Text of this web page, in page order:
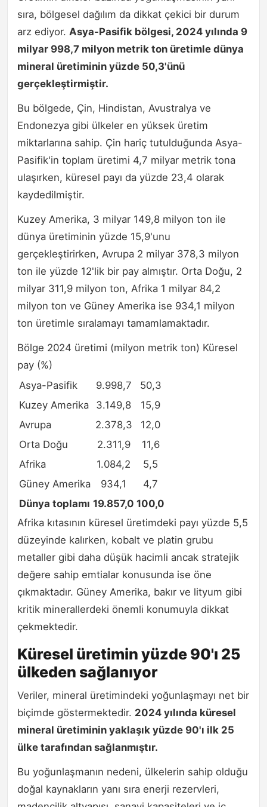
sıra, bölgesel dağılım da dikkat çekici bir durum
arz ediyor. Asya-Pasifik bölgesi, 2024 yılında 9
milyar 998,7 milyon metrik ton üretimle dünya
mineral üretiminin yüzde 50,3'ünü
gerçekleştirmiştir.
Bu bölgede, Çin, Hindistan, Avustralya ve
Endonezya gibi ülkeler en yüksek üretim
miktarlarına sahip. Çin hariç tutulduğunda Asya-
Pasifik'in toplam üretimi 4,7 milyar metrik tona
ulaşırken, küresel payı da yüzde 23,4 olarak
kaydedilmiştir.
Kuzey Amerika, 3 milyar 149,8 milyon ton ile
dünya üretiminin yüzde 15,9'unu
gerçekleştirirken, Avrupa 2 milyar 378,3 milyon
ton ile yüzde 12'lik bir pay almıştır. Orta Doğu, 2
milyar 311,9 milyon ton, Afrika 1 milyar 84,2
milyon ton ve Güney Amerika ise 934,1 milyon
ton üretimle sıralamayı tamamlamaktadır.
Bölge 2024 üretimi (milyon metrik ton) Küresel
pay (%)
Asya-Pasifik
9.998,7
50,3
Kuzey Amerika
3.149,8
15,9
Avrupa
2.378,3
12,0
Orta Doğu
2.311,9
11,6
Afrika
1.084,2
5,5
Güney Amerika
934,1
4,7
Dünya toplamı 19.857,0 100,0
Afrika kıtasının küresel üretimdeki payı yüzde 5,5
düzeyinde kalırken, kobalt ve platin grubu
metaller gibi daha düşük hacimli ancak stratejik
değere sahip emtialar konusunda ise öne
çıkmaktadır. Güney Amerika, bakır ve lityum gibi
kritik minerallerdeki önemli konumuyla dikkat
çekmektedir.
Küresel üretimin yüzde 90'ı 25
ülkeden sağlanıyor
Veriler, mineral üretimindeki yoğunlaşmayı net bir
biçimde göstermektedir. 2024 yılında küresel
mineral üretiminin yaklaşık yüzde 90'ı ilk 25
ülke tarafından sağlanmıştır.
Bu yoğunlaşmanın nedeni, ülkelerin sahip olduğu
doğal kaynakların yanı sıra enerji rezervleri,